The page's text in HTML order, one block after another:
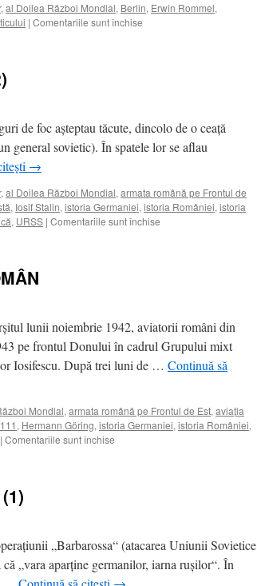
, al Doilea Război Mondial, Berlin, Erwin Rommel,
| Comentariile sunt închise
ROMMEL
de foc aşteptau tăcute, dincolo de o ceaţă
general sovietic). În spatele lor se aflau
→
, al Doilea Război Mondial, armata română pe Frontul de
, Iosif Stalin, istoria Germaniei, istoria României, istoria
, URSS | Comentariile sunt închise
lunii noiembrie 1942, aviatorii români din
pe frontul Donului în cadrul Grupului mixt
Iosifescu. După trei luni de … Continuă să
Mondial, armata română pe Frontul de Est, aviaţia
, Hermann Göring, istoria Germaniei, istoria României,
| Comentariile sunt închise
„Barbarossa“ (atacarea Uniunii Sovietice
„vara aparţine germanilor, iarna ruşilor“. În